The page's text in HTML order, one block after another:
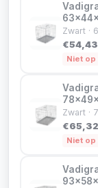
Zwart ·
€54,43
Niet
Zwart ·
€65,32
Niet